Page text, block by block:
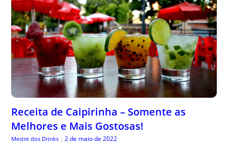
Receita de Caipirinha – Somente as
Melhores e Mais Gostosas!
Mestre dos Drinks | 2 de maio de 2022